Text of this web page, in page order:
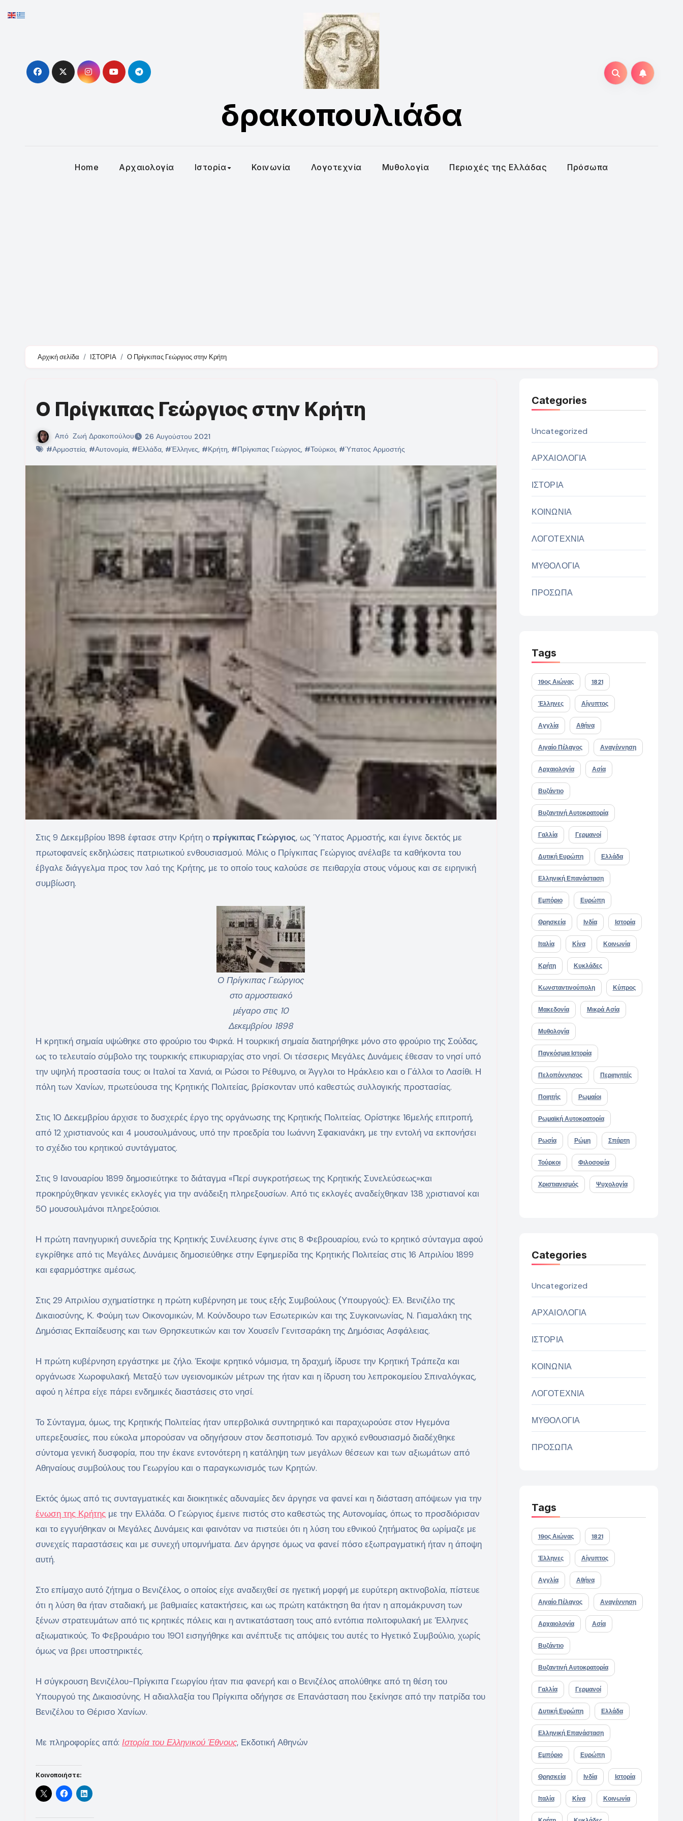
to
δρακοπουλιάδα
Home Αρχαιολογία Ιστορία Κοινωνία Λογοτεχνία Μυθολογία Περιοχές της Ελλάδας Πρόσωπα
Αρχική σελίδα ΙΣΤΟΡΙΑ Ο Πρίγκιπας Γεώργιος στην Κρήτη
Ο Πρίγκιπας Γεώργιος στην Κρήτη
Από Ζωή Δρακοπούλου
26 Αυγούστου 2021
#Αρμοστεία, #Αυτονομία, #Ελλάδα, #Έλληνες, #Κρήτη, #Πρίγκιπας Γεώργιος, #Τούρκοι, #Ύπατος Αρμοστής
Στις 9 Δεκεμβρίου 1898 έφτασε στην Κρήτη ο πρίγκιπας Γεώργιος, ως Ύπατος Αρμοστής, και έγινε δεκτός με
πρωτοφανείς εκδηλώσεις πατριωτικού ενθουσιασμού. Μόλις ο Πρίγκιπας Γεώργιος ανέλαβε τα καθήκοντα του
έβγαλε διάγγελμα προς τον λαό της Κρήτης, με το οποίο τους καλούσε σε πειθαρχία στους νόμους και σε ειρηνική
συμβίωση.
Ο Πρίγκιπας Γεώργιος
στο αρμοστειακό
μέγαρο στις 10
Δεκεμβρίου 1898
Η κρητική σημαία υψώθηκε στο φρούριο του Φιρκά. Η τουρκική σημαία διατηρήθηκε μόνο στο φρούριο της Σούδας,
ως το τελευταίο σύμβολο της τουρκικής επικυριαρχίας στο νησί. Οι τέσσερις Μεγάλες Δυνάμεις έθεσαν το νησί υπό
την υψηλή προστασία τους: οι Ιταλοί τα Χανιά, οι Ρώσοι το Ρέθυμνο, οι Άγγλοι το Ηράκλειο και ο Γάλλοι το Λασίθι. Η
πόλη των Χανίων, πρωτεύουσα της Κρητικής Πολιτείας, βρίσκονταν υπό καθεστώς συλλογικής προστασίας.
Στις 10 Δεκεμβρίου άρχισε το δυσχερές έργο της οργάνωσης της Κρητικής Πολιτείας. Ορίστηκε 16μελής επιτροπή,
από 12 χριστιανούς και 4 μουσουλμάνους, υπό την προεδρία του Ιωάννη Σφακιανάκη, με την εντολή να εκπονήσει
το σχέδιο του κρητικού συντάγματος.
Στις 9 Ιανουαρίου 1899 δημοσιεύτηκε το διάταγμα «Περί συγκροτήσεως της Κρητικής Συνελεύσεως»και
προκηρύχθηκαν γενικές εκλογές για την ανάδειξη πληρεξουσίων. Από τις εκλογές αναδείχθηκαν 138 χριστιανοί και
50 μουσουλμάνοι πληρεξούσιοι.
Η πρώτη πανηγυρική συνεδρία της Κρητικής Συνέλευσης έγινε στις 8 Φεβρουαρίου, ενώ το κρητικό σύνταγμα αφού
εγκρίθηκε από τις Μεγάλες Δυνάμεις δημοσιεύθηκε στην Εφημερίδα της Κρητικής Πολιτείας στις 16 Απριλίου 1899
και εφαρμόστηκε αμέσως.
Στις 29 Απριλίου σχηματίστηκε η πρώτη κυβέρνηση με τους εξής Συμβούλους (Υπουργούς): Ελ. Βενιζέλο της
Δικαιοσύνης, Κ. Φούμη των Οικονομικών, Μ. Κούνδουρο των Εσωτερικών και της Συγκοινωνίας, Ν. Γιαμαλάκη της
Δημόσιας Εκπαίδευσης και των Θρησκευτικών και τον Χουσεΐν Γενιτσαράκη της Δημόσιας Ασφάλειας.
Η πρώτη κυβέρνηση εργάστηκε με ζήλο. Έκοψε κρητικό νόμισμα, τη δραχμή, ίδρυσε την Κρητική Τράπεζα και
οργάνωσε Χωροφυλακή. Μεταξύ των υγειονομικών μέτρων της ήταν και η ίδρυση του λεπροκομείου Σπιναλόγκας,
αφού η λέπρα είχε πάρει ενδημικές διαστάσεις στο νησί.
Το Σύνταγμα, όμως, της Κρητικής Πολιτείας ήταν υπερβολικά συντηρητικό και παραχωρούσε στον Ηγεμόνα
υπερεξουσίες, που εύκολα μπορούσαν να οδηγήσουν στον δεσποτισμό. Τον αρχικό ενθουσιασμό διαδέχθηκε
σύντομα γενική δυσφορία, που την έκανε εντονότερη η κατάληψη των μεγάλων θέσεων και των αξιωμάτων από
Αθηναίους συμβούλους του Γεωργίου και ο παραγκωνισμός των Κρητών.
Εκτός όμως από τις συνταγματικές και διοικητικές αδυναμίες δεν άργησε να φανεί και η διάσταση απόψεων για την
ένωση της Κρήτης με την Ελλάδα. Ο Γεώργιος έμεινε πιστός στο καθεστώς της Αυτονομίας, όπως το προσδιόρισαν
και το εγγυήθηκαν οι Μεγάλες Δυνάμεις και φαινόταν να πιστεύει ότι η λύση του εθνικού ζητήματος θα ωρίμαζε με
συνεχείς παραστάσεις και με συνεχή υπομνήματα. Δεν άργησε όμως να φανεί πόσο εξωπραγματική ήταν η άποψη
αυτή.
Στο επίμαχο αυτό ζήτημα ο Βενιζέλος, ο οποίος είχε αναδειχθεί σε ηγετική μορφή με ευρύτερη ακτινοβολία, πίστευε
ότι η λύση θα ήταν σταδιακή, με βαθμιαίες κατακτήσεις, και ως πρώτη κατάκτηση θα ήταν η απομάκρυνση των
ξένων στρατευμάτων από τις κρητικές πόλεις και η αντικατάσταση τους από εντόπια πολιτοφυλακή με Έλληνες
αξιωματικούς. Το Φεβρουάριο του 1901 εισηγήθηκε και ανέπτυξε τις απόψεις του αυτές το Ηγετικό Συμβούλιο, χωρίς
όμως να βρει υποστηρικτές.
Η σύγκρουση Βενιζέλου-Πρίγκιπα Γεωργίου ήταν πια φανερή και ο Βενιζέλος απολύθηκε από τη θέση του
Υπουργού της Δικαιοσύνης. Η αδιαλλαξία του Πρίγκιπα οδήγησε σε Επανάσταση που ξεκίνησε από την πατρίδα του
Βενιζέλου το Θέρισο Χανίων.
Με πληροφορίες από: Ιστορία του Ελληνικού Έθνους, Εκδοτική Αθηνών
Κοινοποιήστε:
Categories
Uncategorized
ΑΡΧΑΙΟΛΟΓΙΑ
ΙΣΤΟΡΙΑ
ΚΟΙΝΩΝΙΑ
ΛΟΓΟΤΕΧΝΙΑ
ΜΥΘΟΛΟΓΙΑ
ΠΡΟΣΩΠΑ
Tags
19ος Αιώνας 1821
Έλληνες Αίγυπτος
Αγγλία Αθήνα
Αιγαίο Πέλαγος Αναγέννηση
Αρχαιολογία Ασία
Βυζάντιο
Βυζαντινή Αυτοκρατορία
Γαλλία Γερμανοί
Δυτική Ευρώπη Ελλάδα
Ελληνική Επανάσταση
Εμπόριο Ευρώπη
Θρησκεία Ινδία Ιστορία
Ιταλία Κίνα Κοινωνία
Κρήτη Κυκλάδες
Κωνσταντινούπολη Κύπρος
Μακεδονία Μικρά Ασία
Μυθολογία
Παγκόσμια Ιστορία
Πελοπόννησος Περιηγητές
Ποιητής Ρωμαίοι
Ρωμαϊκή Αυτοκρατορία
Ρωσία Ρώμη Σπάρτη
Τούρκοι Φιλοσοφία
Χριστιανισμός Ψυχολογία
Categories
Uncategorized
ΑΡΧΑΙΟΛΟΓΙΑ
ΙΣΤΟΡΙΑ
ΚΟΙΝΩΝΙΑ
ΛΟΓΟΤΕΧΝΙΑ
ΜΥΘΟΛΟΓΙΑ
ΠΡΟΣΩΠΑ
Tags
19ος Αιώνας 1821
Έλληνες Αίγυπτος
Αγγλία Αθήνα
Αιγαίο Πέλαγος Αναγέννηση
Αρχαιολογία Ασία
Βυζάντιο
Βυζαντινή Αυτοκρατορία
Γαλλία Γερμανοί
Δυτική Ευρώπη Ελλάδα
Ελληνική Επανάσταση
Εμπόριο Ευρώπη
Θρησκεία Ινδία Ιστορία
Ιταλία Κίνα Κοινωνία